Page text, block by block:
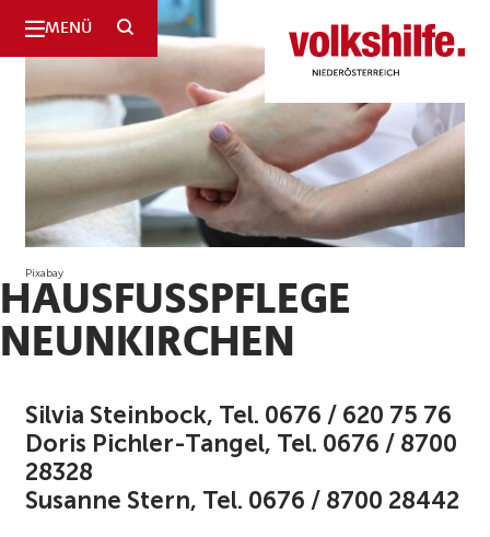
MENÜ SUCHE Niederösterreich
Pixabay
HAUSFUSSPFLEGE N
EUNKIRCHEN
Silvia Steinbock, Tel. 0676 / 620 75 76
Doris Pichler-Tangel, Tel. 0676 / 8700
28328
Susanne Stern, Tel. 0676 / 8700 28442